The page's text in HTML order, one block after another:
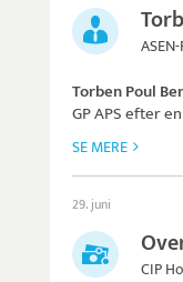
Torben Poul
GP APSefter
SE MERE
29. juni
CIP